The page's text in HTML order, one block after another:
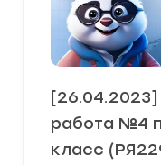
работа №4
класс